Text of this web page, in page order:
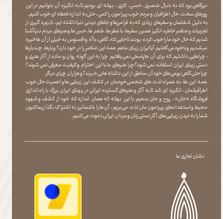
نشان تجاری ما
دیرگاهی بود که به دنبال عنصری ، حسی ، کاری ، بهانه ای بودیم تا به انگیزه آن بتوانیم در این
روزهای سخت ، حال اطرافیان و مردم خوب پیرامون را کمی ، حتی به اندازه لحظه ای خوب کنیم.
به دلیل شغلمان و سفرهای زیادی که به فرامرزها و جاهای دیدنی دنیا داشته ایم، با بهره گیری از
تجربیات و عناصر خاطره انگیز همین سفرها ، با عطر ها ، طعم ها ، حس ها و هنرهای مردم دنیا آشنا
شدیم که حال خود ما را خوب کرده بودند تا جایی که، گاهی ، با آه و افسوس به خیلی از آن ها خیره
میشدیم و با خود می گفتیم آیا ایران زیبای ما هم همه این عناصر را در خود دارد؟ و بارها ، چندبارها
، چراهایی داشتیم که برای آن ها پاسخی نمی یافتیم چرا به این گونه روان و ساده از آثار هنری و
دستی زیبای ایران استفاده نمی شود؟چرا هنرهای ما با این احترام و کیفیت معرفی نمی شوند؟
چرا حتی گاهی بومی های خود آن مناطق از این داشته ها بی خبرند؟و هزاران چرای دیگر
​​​​​​​ همه این ها، به همراه لذت های شخصی خودمان در کشف این زیبایی ها و اهمیت حال خوب
اطرافیانمان ، انگیزه ای شد تا به آثار و هنرهای گسترده ایرانی در پهنای ایران بزرگ با راه اندازی
فروشگاه «جان» ، روح و جان بدهیم با این بهانه که همان اندازه که خود از کشف و شهود
محیط و استعدادهای پیرامون مان لذت می بریم ، آن ها را با شما نیز به اشتراک بگذاریماکنون
شما را به دیدن زیبایی های آثار دستی زنان و مردان ایرانی دعوت می کنیم.